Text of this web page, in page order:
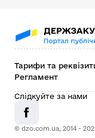
Тарифи та
Регламент
© dzo.com.ua, 2014 -
Слідкуйте за нами